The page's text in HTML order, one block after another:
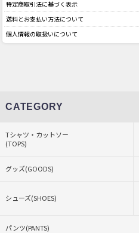
特定商取引法に基づく表示
送料とお支払い方法について
個人情報の取扱いについて
CATEGORY
Tシャツ・カットソー
(TOPS)
グッズ(GOODS)
シューズ(SHOES)
パンツ(PANTS)